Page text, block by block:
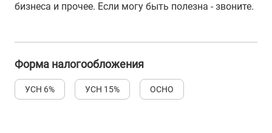
бизнеса и прочее. Если могу быть полезна - звоните.
Форма налогообложения
УСН 6% УСН 15% ОСНО